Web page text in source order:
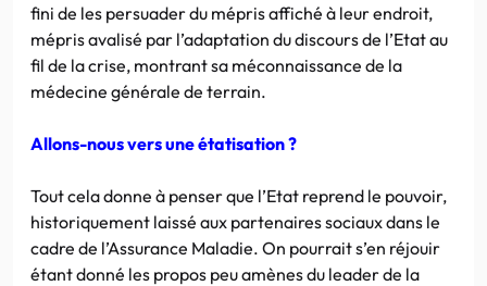
fini de les persuader du mépris affiché à leur endroit,
mépris avalisé par l’adaptation du discours de l’Etat au
fil de la crise, montrant sa méconnaissance de la
médecine générale de terrain.
Allons-nous vers une étatisation ?
Tout cela donne à penser que l’Etat reprend le pouvoir,
historiquement laissé aux partenaires sociaux dans le
cadre de l’Assurance Maladie. On pourrait s’en réjouir
étant donné les propos peu amènes du leader de la